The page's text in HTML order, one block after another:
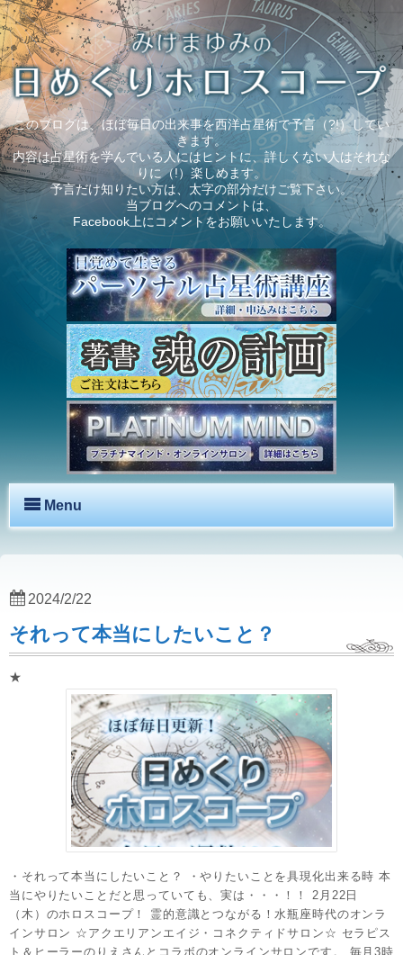
このブログは、ほぼ毎日の出来事を西洋占星術で予言（?!）してい
きます。
内容は占星術を学んでいる人にはヒントに、詳しくない人はそれな
りに（!）楽しめます。
予言だけ知りたい方は、太字の部分だけご覧下さい。
当ブログへのコメントは、
Facebook上にコメントをお願いいたします。
Menu
それって本当にしたいこと？
★
・それって本当にしたいこと？ ・やりたいことを具現化出来る時 本
当にやりたいことだと思っていても、実は・・・！！ 2月22日
（木）のホロスコープ！ 霊的意識とつながる！水瓶座時代のオンラ
インサロン ☆アクエリアンエイジ・コネクティドサロン☆ セラピス
ト＆ヒーラーのりえさんとコラボのオンラインサロンです。 毎月3時
2024/2/22